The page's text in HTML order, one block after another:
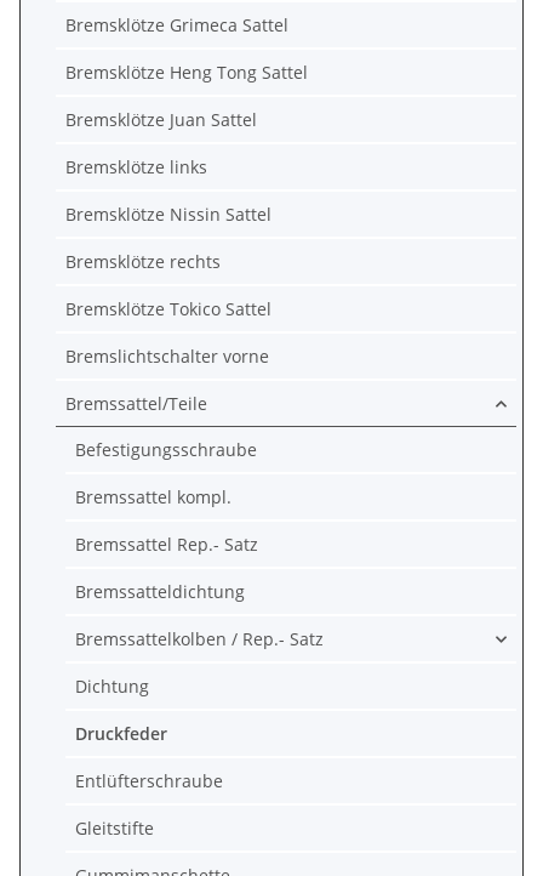
Bremsklötze Grimeca Sattel
Bremsklötze Heng Tong Sattel
Bremsklötze Juan Sattel
Bremsklötze links
Bremsklötze Nissin Sattel
Bremsklötze rechts
Bremsklötze Tokico Sattel
Bremslichtschalter vorne
Bremssattel/Teile
Befestigungsschraube
Bremssattel kompl.
Bremssattel Rep.- Satz
Bremssatteldichtung
Bremssattelkolben / Rep.- Satz
Dichtung
Druckfeder
Entlüfterschraube
Gleitstifte